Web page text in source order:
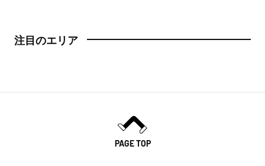
注目のエリア
PAGE TOP